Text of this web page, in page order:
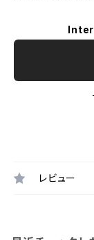
レビュー